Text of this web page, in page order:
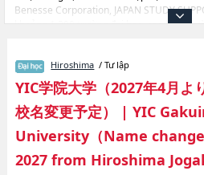
Benesse Corporation, JAPAN STUDY
khoảng 1.300 trường đại học, cao học,
change planned for April 2027 from
thông tin cần thiết dành cho du học sinh,
StudieshoặcNgành Human Life Studies,
thông tin liên quan đến thi tuyển như số
Hiroshima / Tư lập
YIC学院大学（2027年4月よ
校名変更予定）
| YIC
University（Name
2027 from Hiroshima